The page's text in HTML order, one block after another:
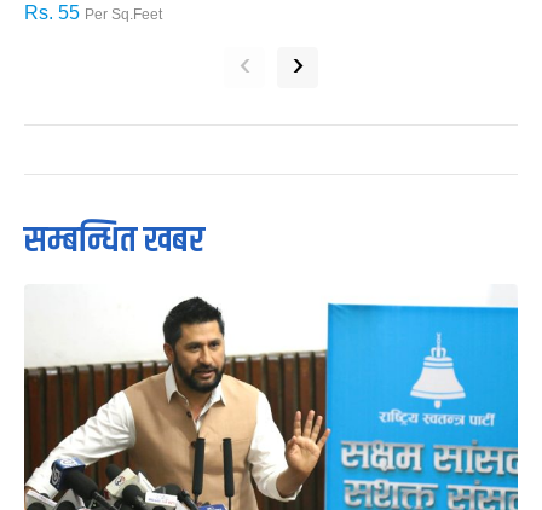
Rs. 55 Per Sq.Feet
‹ ›
सम्बन्धित खबर